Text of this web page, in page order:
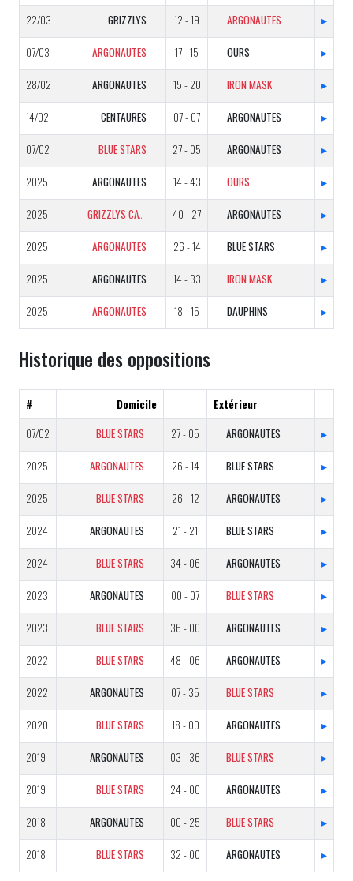
22/03
GRIZZLYS 12 - 19 ARGONAUTES ▸
07/03 ARGONAUTES 17 - 15 OURS ▸
28/02 ARGONAUTES 15 - 20 IRON MASK ▸
14/02 CENTAURES 07 - 07 ARGONAUTES ▸
07/02 BLUE STARS 27 - 05 ARGONAUTES ▸
2025 ARGONAUTES 14 - 43 OURS ▸
2025 GRIZZLYS CATALANS 40 - 27 ARGONAUTES ▸
2025 ARGONAUTES 26 - 14 BLUE STARS ▸
2025 ARGONAUTES 14 - 33 IRON MASK ▸
2025 ARGONAUTES 18 - 15 DAUPHINS ▸
Historique des oppositions
# Domicile
Extérieur
07/02
BLUE STARS 27 - 05 ARGONAUTES ▸
2025 ARGONAUTES 26 - 14 BLUE STARS ▸
2025 BLUE STARS 26 - 12 ARGONAUTES ▸
2024 ARGONAUTES 21 - 21 BLUE STARS ▸
2024 BLUE STARS 34 - 06 ARGONAUTES ▸
2023 ARGONAUTES 00 - 07 BLUE STARS ▸
2023 BLUE STARS 36 - 00 ARGONAUTES ▸
2022 BLUE STARS 48 - 06 ARGONAUTES ▸
2022 ARGONAUTES 07 - 35 BLUE STARS ▸
2020 BLUE STARS 18 - 00 ARGONAUTES ▸
2019 ARGONAUTES 03 - 36 BLUE STARS ▸
2019 BLUE STARS 24 - 00 ARGONAUTES ▸
2018 ARGONAUTES 00 - 25 BLUE STARS ▸
2018 BLUE STARS 32 - 00 ARGONAUTES ▸